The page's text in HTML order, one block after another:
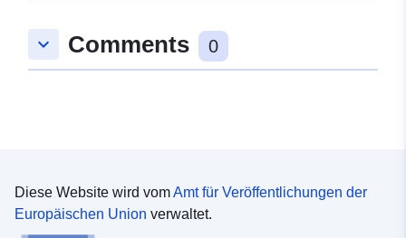
keyboard_arrow_down Comments 0
Diese Website wird vomAmt für Veröffentlichungen der
Europäischen Union verwaltet.